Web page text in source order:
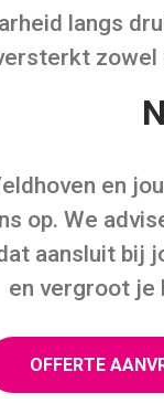
langs
zowel
en
op. We
aansluit bij
en vergroot je
OFFERTE